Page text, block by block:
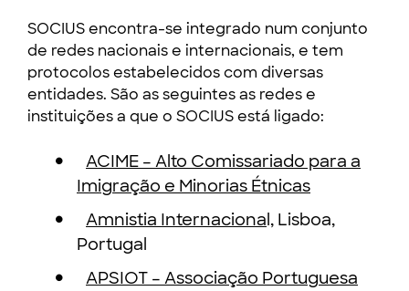
SOCIUS encontra-se integrado num conjunto
de redes nacionais e internacionais, e tem
protocolos estabelecidos com diversas
entidades. São as seguintes as redes e
instituições a que o SOCIUS está ligado:
ACIME – Alto Comissariado para a
Imigração e Minorias Étnicas
Amnistia Internacional, Lisboa,
Portugal
APSIOT – Associação Portuguesa